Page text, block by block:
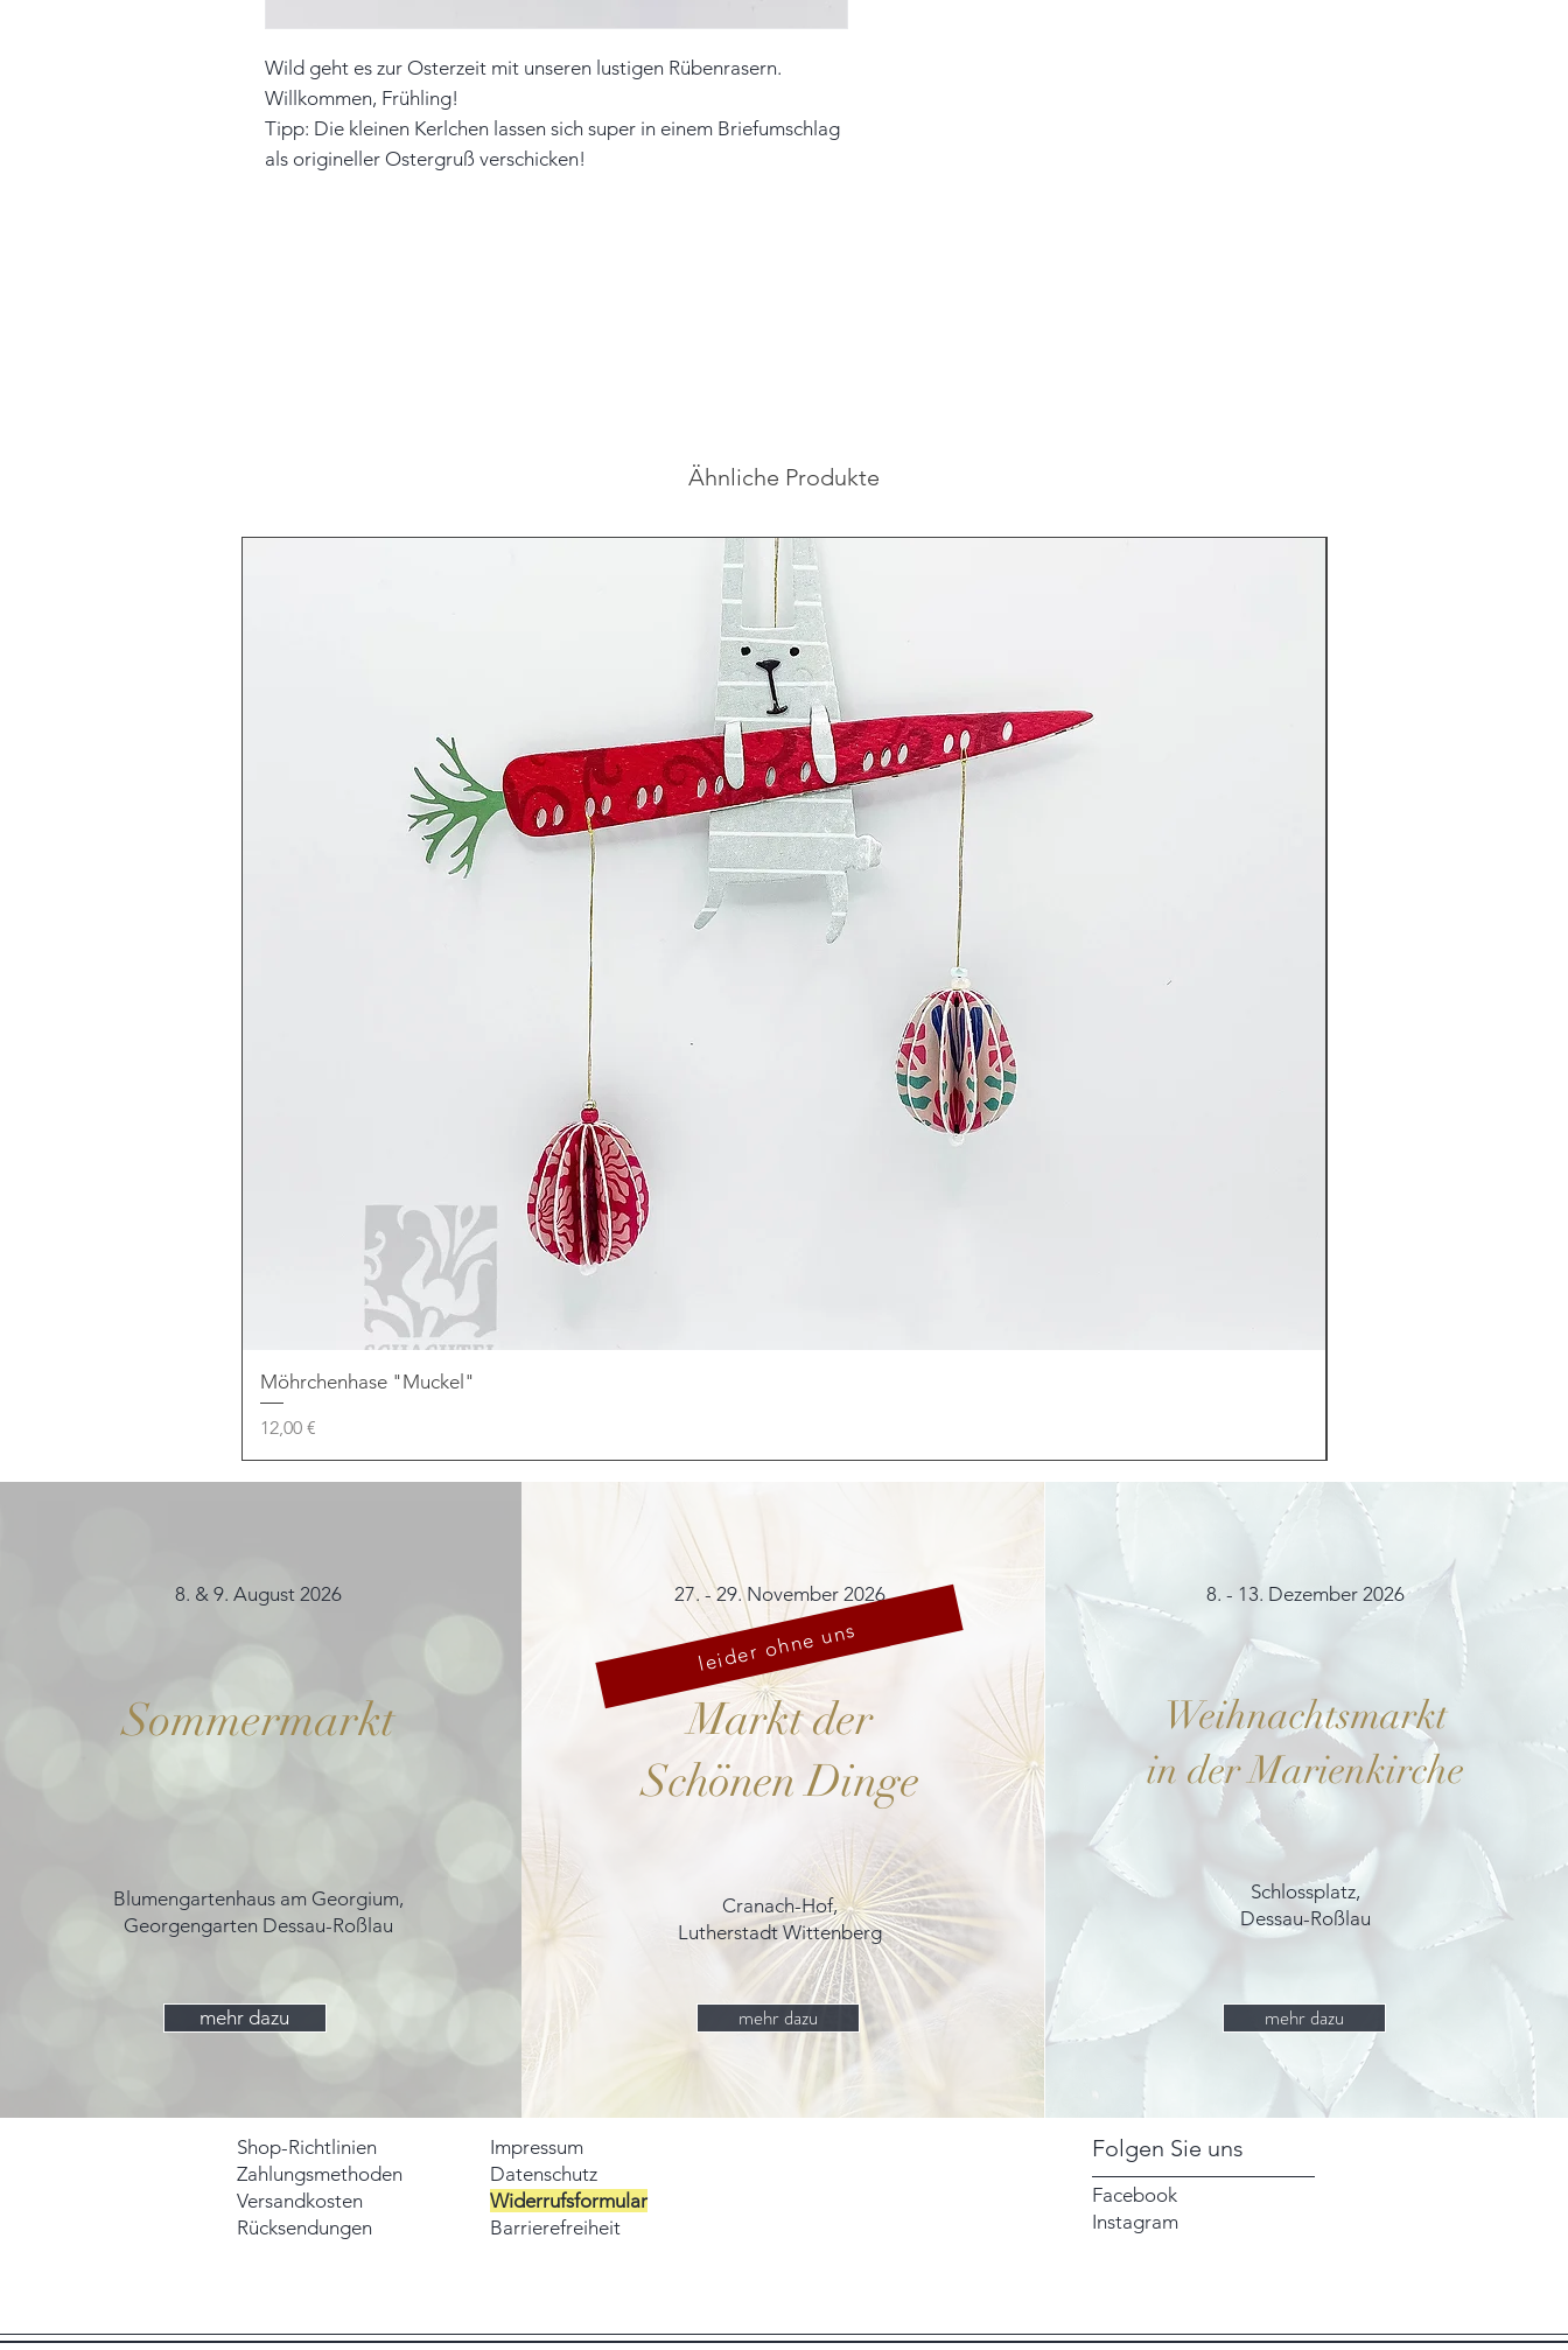
Wild geht es zur Osterzeit mit unseren lustigen Rübenrasern.
Willkommen, Frühling!
Tipp: Die kleinen Kerlchen lassen sich super in einem Briefumschlag
als origineller Ostergruß verschicken!
Ähnliche Produkte
Möhrchenhase "Muckel"
Preis
12,00 €
8. & 9. August 2026
Sommermarkt
Blumengartenhaus am Georgium,
Georgengarten Dessau-Roßlau
mehr dazu
27. - 29. November 2026
Markt der
Schönen Dinge
Cranach-Hof,
Lutherstadt Wittenberg
leider ohne uns
mehr dazu
8. - 13. Dezember 2026
Weihnachtsmarkt
in der Marienkirche
Schlossplatz,
Dessau-Roßlau
mehr dazu
Shop-Richtlinien
Zahlungsmethoden
Versandkosten
Rücksendungen
Impressum
Datenschutz
Widerrufsformular
Barrierefreiheit
Folgen Sie uns
Facebook
Instagram